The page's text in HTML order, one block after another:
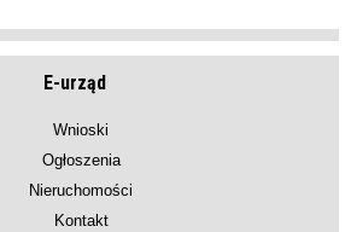
E-urząd
Wnioski
Ogłoszenia
Nieruchomości
Kontakt